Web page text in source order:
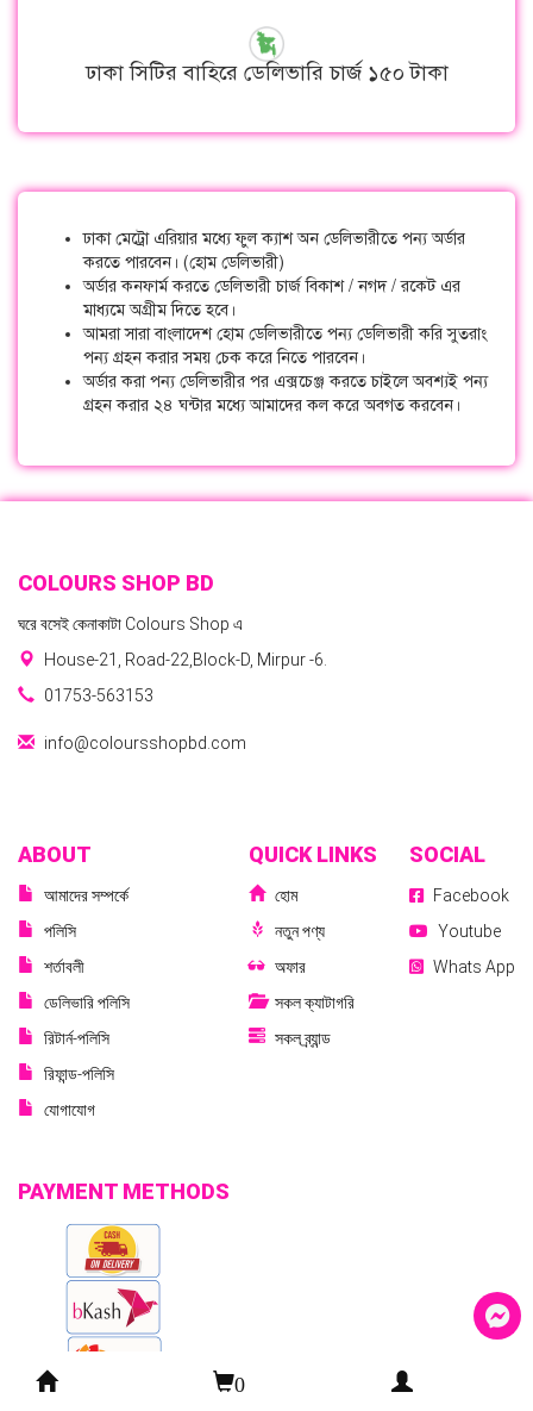
ঢাকা সিটির বাহিরে ডেলিভারি চার্জ ১৫০ টাকা
ঢাকা মেট্রো এরিয়ার মধ্যে ফুল ক্যাশ অন ডেলিভারীতে পন্য অর্ডার
করতে পারবেন। (হোম ডেলিভারী)
অর্ডার কনফার্ম করতে ডেলিভারী চার্জ বিকাশ / নগদ / রকেট এর
মাধ্যমে অগ্রীম দিতে হবে।
আমরা সারা বাংলাদেশ হোম ডেলিভারীতে পন্য ডেলিভারী করি সুতরাং
পন্য গ্রহন করার সময় চেক করে নিতে পারবেন।
অর্ডার করা পন্য ডেলিভারীর পর এক্সচেঞ্জ করতে চাইলে অবশ্যই পন্য
গ্রহন করার ২৪ ঘন্টার মধ্যে আমাদের কল করে অবগত করবেন।
COLOURS SHOP BD
ঘরে বসেই কেনাকাটা Colours Shop এ
House-21, Road-22,Block-D, Mirpur -6.
01753-563153
info@coloursshopbd.com
ABOUT
আমাদের সম্পর্কে
পলিসি
শর্তাবলী
ডেলিভারি পলিসি
রিটার্ন-পলিসি
রিফান্ড-পলিসি
যোগাযোগ
QUICK LINKS
হোম
নতুন পণ্য
অফার
সকল ক্যাটাগরি
সকল ব্র্যান্ড
SOCIAL
Facebook
Youtube
Whats App
PAYMENT METHODS
0